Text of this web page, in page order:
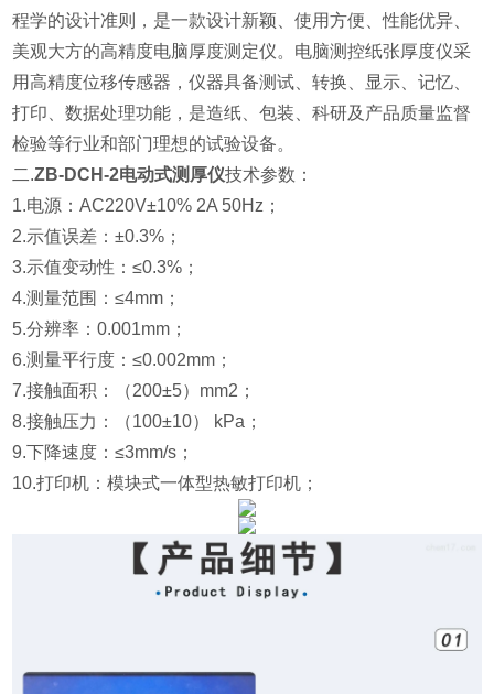
程学的设计准则，是一款设计新颖、使用方便、性能优异、
美观大方的高精度电脑厚度测定仪。电脑测控纸张厚度仪采
用高精度位移传感器，仪器具备测试、转换、显示、记忆、
打印、数据处理功能，是造纸、包装、科研及产品质量监督
检验等行业和部门理想的试验设备。
二.ZB-DCH-2电动式测厚仪技术参数：
1.电源：AC220V±10% 2A 50Hz；
2.示值误差：±0.3%；
3.示值变动性：≤0.3%；
4.测量范围：≤4mm；
5.分辨率：0.001mm；
6.测量平行度：≤0.002mm ；
7.接触面积：（200±5）mm2；
8.接触压力：（100±10） kPa；
9.下降速度：≤3mm/s；
10.打印机：模块式一体型热敏打印机；